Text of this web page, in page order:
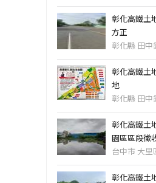
彰化高鐵土
方正
彰化縣 田中
彰化高鐵土
地
彰化縣 田中
彰化高鐵土
園區區段徵
台中市 大里
彰化高鐵土